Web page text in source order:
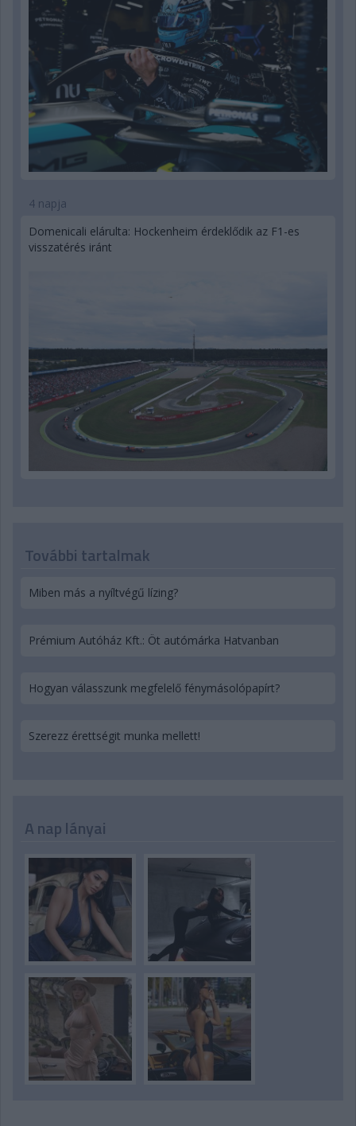
4 napja
Domenicali elárulta: Hockenheim érdeklődik az F1-es
visszatérés iránt
További tartalmak
Miben más a nyíltvégű lízing?
Prémium Autóház Kft.: Öt autómárka Hatvanban
Hogyan válasszunk megfelelő fénymásolópapírt?
Szerezz érettségit munka mellett!
A nap lányai